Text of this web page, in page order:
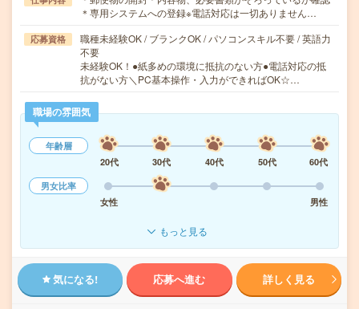
＊専用システムへの登録※電話対応は一切ありません…
応募資格
職種未経験OK / ブランクOK / パソコンスキル不要 / 英語力
不要
未経験OK！●紙多めの環境に抵抗のない方●電話対応の抵
抗がない方＼PC基本操作・入力ができればOK☆…
職場の雰囲気
年齢層
20代
30代 40代 50代
60代
男女比率
女性
男性
もっと見る
気になる! 応募へ進む 詳しく見る